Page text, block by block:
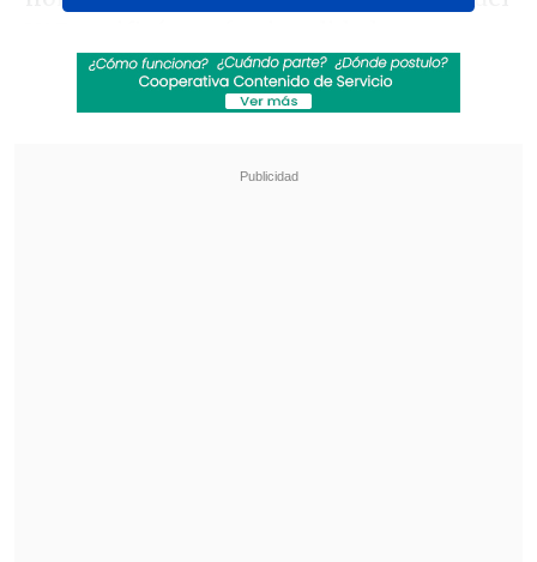
offside.
Los resultados de la fecha 18 en la Liga de